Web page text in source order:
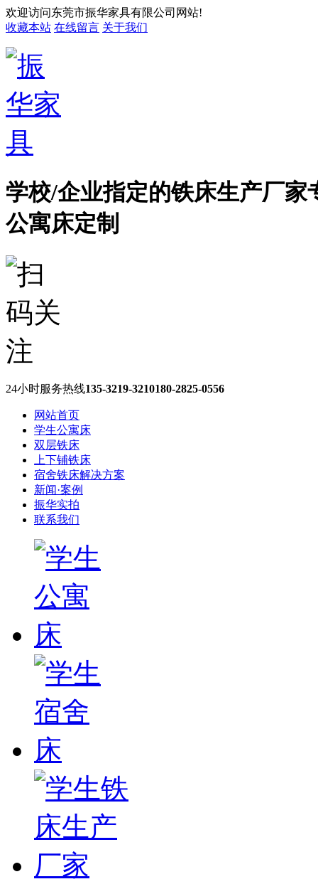
欢迎访问东莞市振华家具有限公司网站!
收藏本站 在线留言 关于我们
学校/企业指定的铁床生产厂家
公寓床定制
24小时服务热线135-3219-3210180-2825-0556
网站首页
学生公寓床
双层铁床
上下铺铁床
宿舍铁床解决方案
新闻·案例
振华实拍
联系我们